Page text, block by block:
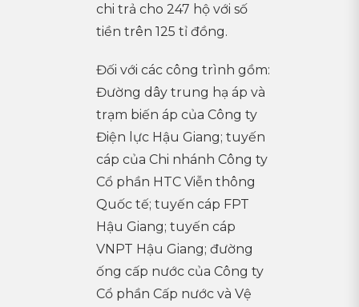
chi trả cho 247 hộ với số
tiền trên 125 tỉ đồng.
Đối với các công trình gồm:
Đường dây trung hạ áp và
trạm biến áp của Công ty
Điện lực Hậu Giang; tuyến
cáp của Chi nhánh Công ty
Cổ phần HTC Viễn thông
Quốc tế; tuyến cáp FPT
Hậu Giang; tuyến cáp
VNPT Hậu Giang; đường
ống cấp nước của Công ty
Cổ phần Cấp nước và Vệ